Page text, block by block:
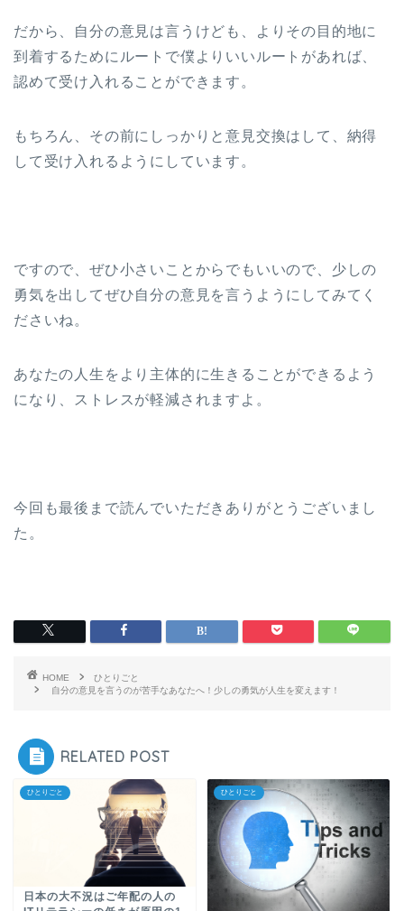
だから、自分の意見は言うけども、よりその目的地に
到着するためにルートで僕よりいいルートがあれば、
認めて受け入れることができます。
もちろん、その前にしっかりと意見交換はして、納得
して受け入れるようにしています。
ですので、ぜひ小さいことからでもいいので、少しの
勇気を出してぜひ自分の意見を言うようにしてみてく
ださいね。
あなたの人生をより主体的に生きることができるよう
になり、ストレスが軽減されますよ。
今回も最後まで読んでいただきありがとうございまし
た。
HOME
ひとりごと
自分の意見を言うのが苦手なあなたへ！少しの勇気が人生を変えます！
RELATED POST
ひとりごと
日本の大不況はご年配の人の
ひとりごと